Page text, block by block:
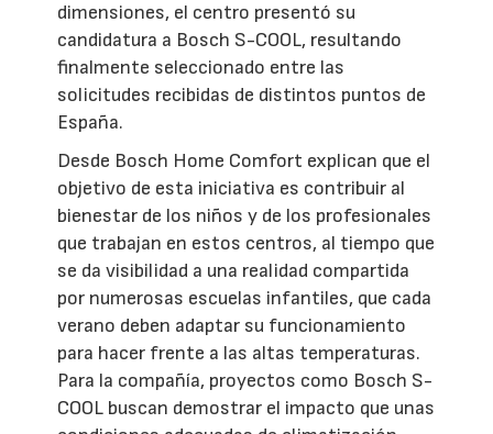
dimensiones, el centro presentó su
candidatura a Bosch S-COOL, resultando
finalmente seleccionado entre las
solicitudes recibidas de distintos puntos de
España.
Desde Bosch Home Comfort explican que el
objetivo de esta iniciativa es contribuir al
bienestar de los niños y de los profesionales
que trabajan en estos centros, al tiempo que
se da visibilidad a una realidad compartida
por numerosas escuelas infantiles, que cada
verano deben adaptar su funcionamiento
para hacer frente a las altas temperaturas.
Para la compañía, proyectos como Bosch S-
COOL buscan demostrar el impacto que unas